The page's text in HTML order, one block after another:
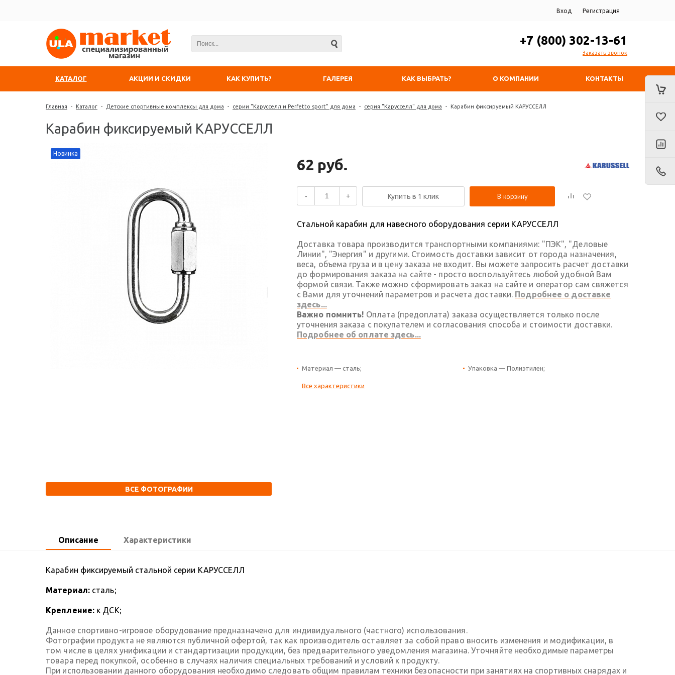
Вход Регистрация
+7 (800) 302-13-61
Заказать звонок
КАТАЛОГ АКЦИИ И СКИДКИ КАК КУПИТЬ? ГАЛЕРЕЯ КАК ВЫБРАТЬ? О КОМПАНИИ КОНТАКТЫ
Главная - Каталог - Детские спортивные комплексы для дома - серии "Карусселл и Perfetto sport" для дома - серия "Карусселл" для дома - Карабин фиксируемый КАРУССЕЛЛ
Карабин фиксируемый КАРУССЕЛЛ
Новинка
ВСЕ ФОТОГРАФИИ
62 руб.
- + Купить в 1 клик В корзину
Стальной карабин для навесного оборудования серии КАРУССЕЛЛ
Доставка товара производится транспортными компаниями: "ПЭК", "Деловые
Линии", "Энергия" и другими. Стоимость доставки зависит от города назначения,
веса, объема груза и в цену заказа не входит. Вы можете запросить расчет доставки
до формирования заказа на сайте - просто воспользуйтесь любой удобной Вам
формой связи. Также можно сформировать заказ на сайте и оператор сам свяжется
с Вами для уточнений параметров и расчета доставки. Подробнее о доставке
здесь...
Важно помнить! Оплата (предоплата) заказа осуществляется только после
уточнения заказа с покупателем и согласования способа и стоимости доставки.
Подробнее об оплате здесь...
Материал — сталь; Упаковка — Полиэтилен;
Все характеристики
Описание Характеристики
Карабин фиксируемый стальной серии КАРУССЕЛЛ
Материал:сталь;
Крепление: к ДСК;
Данное спортивно-игровое оборудование предназначено для индивидуального (частного) использования.
Фотографии продукта не являются публичной офертой, так как производитель оставляет за собой право вносить изменения и модификации, в
том числе в целях унификации и стандартизации продукции, без предварительного уведомления магазина. Уточняйте необходимые параметры
товара перед покупкой, особенно в случаях наличия специальных требований и условий к продукту.
При использовании данного оборудования необходимо следовать общим правилам техники безопасности при занятиях на спортивных снарядах и